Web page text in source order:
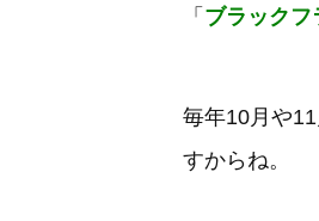
「 ブラックフ
毎年10月や
すからね。